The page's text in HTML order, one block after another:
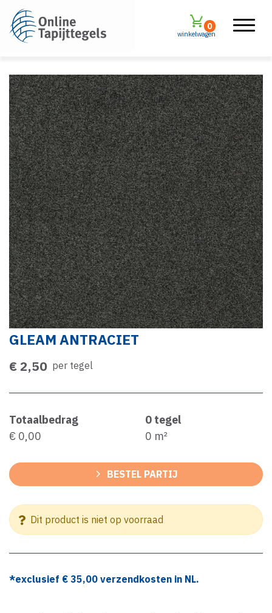
winkelwagen
0
GLEAM ANTRACIET
€ 2,50 per tegel
Totaalbedrag
€ 0,00
0 tegel
0 m²
BESTEL PARTIJ
Dit product is niet op voorraad
*exclusief € 35,00 verzendkosten in NL.